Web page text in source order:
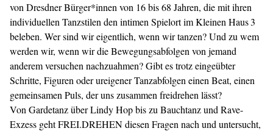
von Dresdner Bürger*innen von 16 bis 68 Jahren, die mit ihren
individuellen Tanzstilen den intimen Spielort im Kleinen Haus 3
beleben. Wer sind wir eigentlich, wenn wir tanzen? Und zu wem
werden wir, wenn wir die Bewegungsabfolgen von jemand
anderem versuchen nachzuahmen? Gibt es trotz eingeübter
Schritte, Figuren oder ureigener Tanzabfolgen einen Beat, einen
gemeinsamen Puls, der uns zusammen freidrehen lässt?
Von Gardetanz über Lindy Hop bis zu Bauchtanz und Rave-
Exzess geht FREI.DREHEN diesen Fragen nach und untersucht,